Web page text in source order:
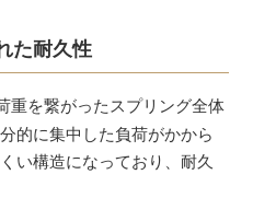
た耐久性
重を繋がったスプリング全体
的に集中した負荷がかから
い構造になっており、耐久